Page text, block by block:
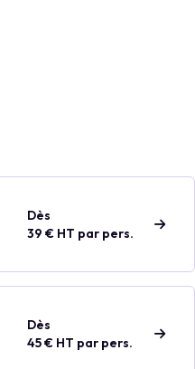
Dès
39 € HT par pers.
Dès
45 € HT par pers.